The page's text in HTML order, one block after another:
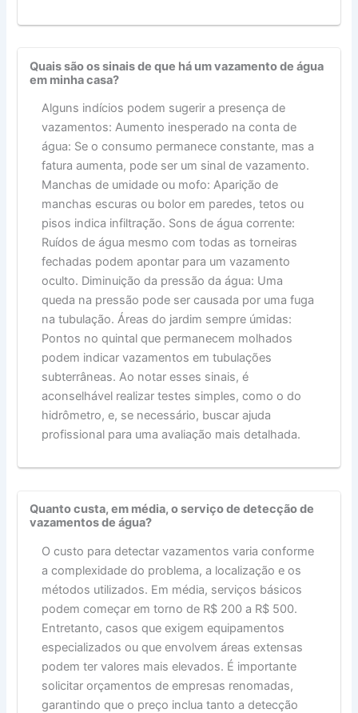
Quais são os sinais de que há um vazamento de água
em minha casa?
Alguns indícios podem sugerir a presença de
vazamentos: Aumento inesperado na conta de
água: Se o consumo permanece constante, mas a
fatura aumenta, pode ser um sinal de vazamento.
Manchas de umidade ou mofo: Aparição de
manchas escuras ou bolor em paredes, tetos ou
pisos indica infiltração. Sons de água corrente:
Ruídos de água mesmo com todas as torneiras
fechadas podem apontar para um vazamento
oculto. Diminuição da pressão da água: Uma
queda na pressão pode ser causada por uma fuga
na tubulação. Áreas do jardim sempre úmidas:
Pontos no quintal que permanecem molhados
podem indicar vazamentos em tubulações
subterrâneas. Ao notar esses sinais, é
aconselhável realizar testes simples, como o do
hidrômetro, e, se necessário, buscar ajuda
profissional para uma avaliação mais detalhada.
Quanto custa, em média, o serviço de detecção de
vazamentos de água?
O custo para detectar vazamentos varia conforme
a complexidade do problema, a localização e os
métodos utilizados. Em média, serviços básicos
podem começar em torno de R$ 200 a R$ 500.
Entretanto, casos que exigem equipamentos
especializados ou que envolvem áreas extensas
podem ter valores mais elevados. É importante
solicitar orçamentos de empresas renomadas,
garantindo que o preço inclua tanto a detecção